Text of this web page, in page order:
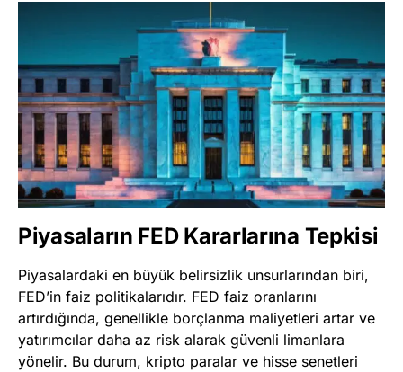
Piyasaların FED Kararlarına Tepkisi
Piyasalardaki en büyük belirsizlik unsurlarından biri,
FED’in faiz politikalarıdır. FED faiz oranlarını
artırdığında, genellikle borçlanma maliyetleri artar ve
yatırımcılar daha az risk alarak güvenli limanlara
yönelir. Bu durum, kripto paralar ve hisse senetleri